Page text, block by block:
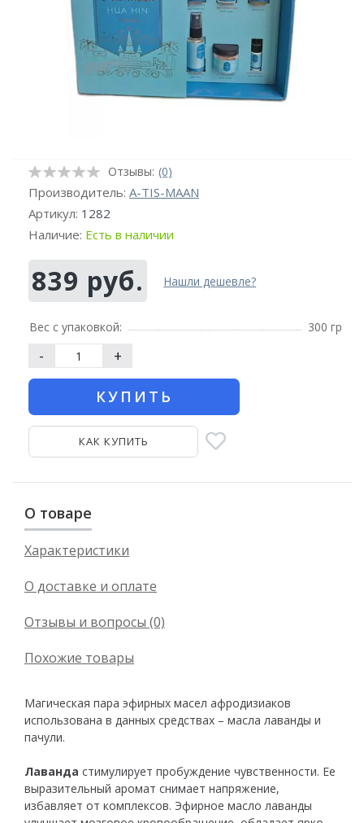
Отзывы: (0)
Производитель: A-TIS-MAAN
Артикул: 1282
Наличие: Есть в наличии
839 руб. Нашли дешевле?
Вес с упаковкой: 300 гр
- +
КУПИТЬ
КАК КУПИТЬ
О товаре
Характеристики
О доставке и оплате
Отзывы и вопросы (0)
Похожие товары
Магическая пара эфирных масел афродизиаков
использована в данных средствах – масла лаванды и
пачули.
Лаванда стимулирует пробуждение чувственности. Ее
выразительный аромат снимает напряжение,
избавляет от комплексов. Эфирное масло лаванды